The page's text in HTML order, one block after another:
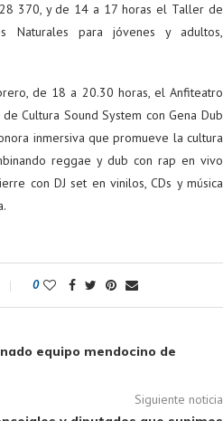
370, y de 14 a 17 horas el Taller de
Naturales para jóvenes y adultos,
de 18 a 20.30 horas, el Anfiteatro
Cultura Sound System con Gena Dub
inmersiva que promueve la cultura
reggae y dub con rap en vivo
con DJ set en vinilos, CDs y música
0
equipo mendocino de
Siguiente noticia